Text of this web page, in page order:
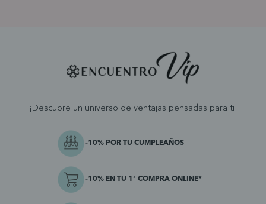
¡Descubre un universo de ventajas pensadas para ti!
-10% POR TU CUMPLEAÑOS
-10% EN TU 1ª COMPRA ONLINE*